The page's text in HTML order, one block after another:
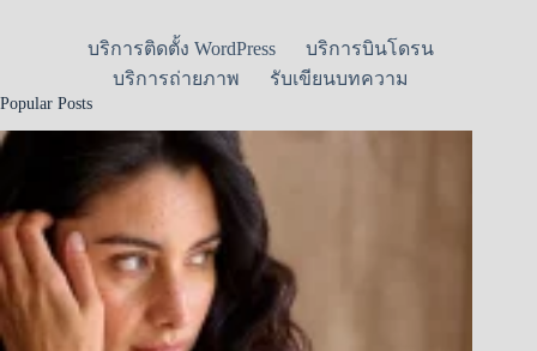
บริการติดตั้ง WordPress
บริการบินโดรน
บริการถ่ายภาพ
รับเขียนบทความ
Popular Posts